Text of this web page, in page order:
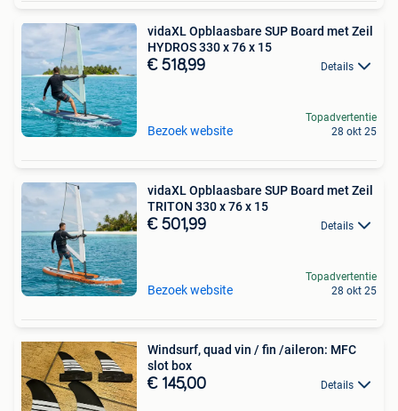
vidaXL Opblaasbare SUP Board met Zeil
HYDROS 330 x 76 x 15
€ 518,99 Details
Bezoek website
Topadvertentie
28 okt 25
vidaXL Opblaasbare SUP Board met Zeil
TRITON 330 x 76 x 15
€ 501,99 Details
Bezoek website
Topadvertentie
28 okt 25
Windsurf, quad vin / fin /aileron: MFC
slot box
€ 145,00 Details